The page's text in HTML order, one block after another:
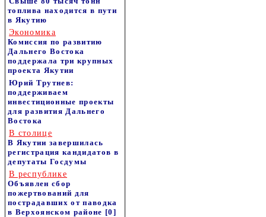
топлива находится в пути
в Якутию
Экономика
Комиссия по развитию
Дальнего Востока
поддержала три крупных
проекта Якутии
Юрий Трутнев:
поддерживаем
инвестиционные проекты
для развития Дальнего
Востока
В столице
В Якутии завершилась
регистрация кандидатов в
депутаты Госдумы
В республике
Объявлен сбор
пожертвований для
пострадавших от паводка
в Верхоянском районе [0]